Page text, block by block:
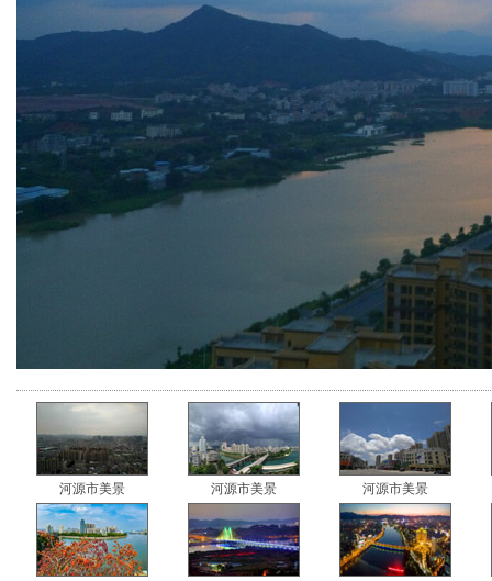
河源市美景 河源市美景 河源市美景